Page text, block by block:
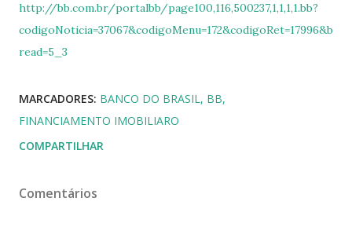
http://bb.com.br/portalbb/page100,116,500237,1,1,1,1.bb?
codigoNoticia=37067&codigoMenu=172&codigoRet=17996&b
read=5_3
MARCADORES: BANCO DO BRASIL BB
FINANCIAMENTO IMOBILIARO
COMPARTILHAR
Comentários